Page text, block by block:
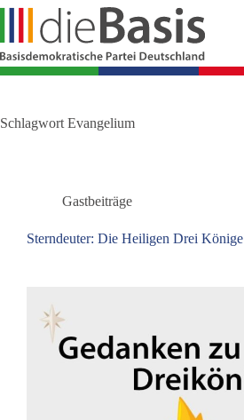
Zum
springen
Schlagwort Evangelium
Gastbeiträge
Sterndeuter: Die Heiligen Drei Könige